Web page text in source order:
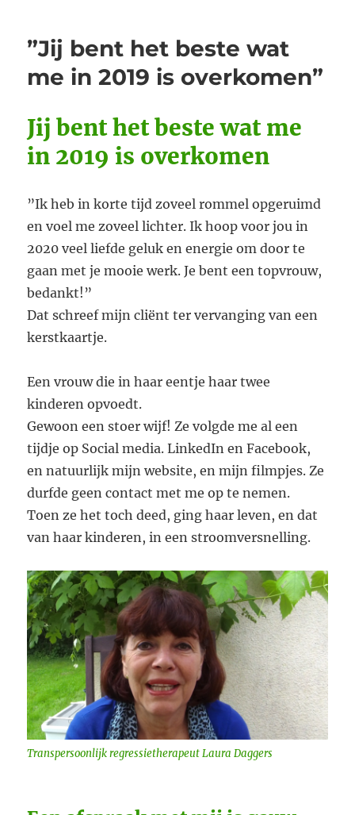
cliënten
”Jij bent het beste wat
me in 2019 is overkomen”
Jij bent het beste wat me
in 2019 is overkomen
”Ik heb in korte tijd zoveel rommel opgeruimd
en voel me zoveel lichter. Ik hoop voor jou in
2020 veel liefde geluk en energie om door te
gaan met je mooie werk. Je bent een topvrouw,
bedankt!”
Dat schreef mijn cliënt ter vervanging van een
kerstkaartje.
Een vrouw die in haar eentje haar twee
kinderen opvoedt.
Gewoon een stoer wijf! Ze volgde me al een
tijdje op Social media. LinkedIn en Facebook,
en natuurlijk mijn website, en mijn filmpjes. Ze
durfde geen contact met me op te nemen.
Toen ze het toch deed, ging haar leven, en dat
van haar kinderen, in een stroomversnelling.
Transpersoonlijk regressietherapeut Laura Daggers